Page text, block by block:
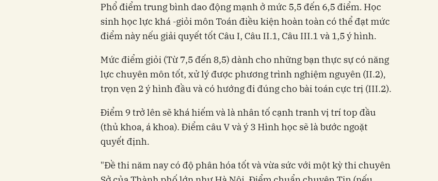
Phổ điểm trung bình dao động mạnh ở mức 5,5 đến 6,5 điểm. Học
sinh học lực khá -giỏi môn Toán điều kiện hoàn toàn có thể đạt mức
điểm này nếu giải quyết tốt Câu I, Câu II.1, Câu III.1 và 1,5 ý hình.
Mức điểm giỏi (Từ 7,5 đến 8,5) dành cho những bạn thực sự có năng
lực chuyên môn tốt, xử lý được phương trình nghiệm nguyên (II.2),
trọn vẹn 2 ý hình đầu và có hướng đi đúng cho bài toán cực trị (III.2).
Điểm 9 trở lên sẽ khá hiếm và là nhân tố cạnh tranh vị trí top đầu
(thủ khoa, á khoa). Điểm câu V và ý 3 Hình học sẽ là bước ngoặt
quyết định.
"Đề thi năm nay có độ phân hóa tốt và vừa sức với một kỳ thi chuyên